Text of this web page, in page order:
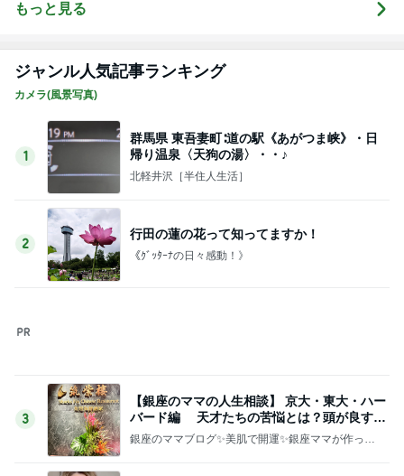
もっと見る
ジャンル人気記事ランキング
カメラ(風景写真)
1
群馬県 東吾妻町∶道の駅《あがつま峡》・日
帰り温泉〈天狗の湯〉・・♪
北軽井沢［半住人生活］
2
行田の蓮の花って知ってますか！
《ｸﾞｯﾀｰﾅの日々感動！》
3
【銀座のママの人生相談】 京大・東大・ハー
バード編 天才たちの苦悩とは？頭が良すぎ
て悩む人
銀座のママブログ✨美肌で開運✨銀座ママが作った